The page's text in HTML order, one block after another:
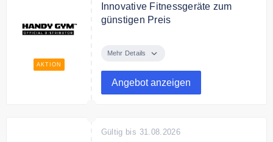
AKTION
Innovative Fitnessgeräte zum
günstigen Preis
innovative Fitnessgeräte zum
Mehr Details
Angebot anzeigen
Gültig bis 31.08.2026